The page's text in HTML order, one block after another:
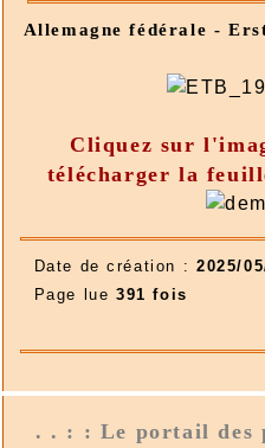
Allemagne fédérale -
Cliquez sur
télécharger la
Date de création : 2025/
Page lue 391 fois
. . : : Le portail des